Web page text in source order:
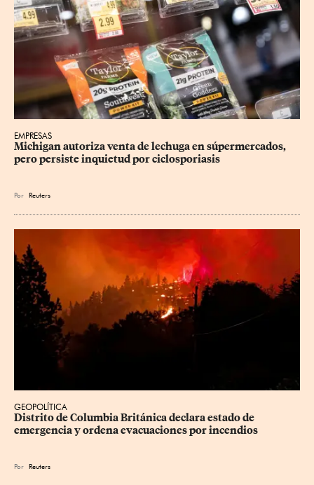
EMPRESAS
Michigan autoriza venta de lechuga en súpermercados,
pero persiste inquietud por ciclosporiasis
Por Reuters
GEOPOLÍTICA
Distrito de Columbia Británica declara estado de
emergencia y ordena evacuaciones por incendios
Por Reuters